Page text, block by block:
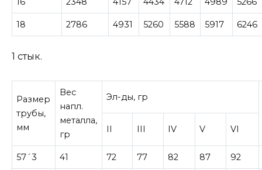
18 2786 4931 5260 5588 5917 6246
1 стык.
Размер
трубы,
мм
Вес
напл.
металла,
гр
Эл-ды, гр
II III IV V VI
57´3 41 72 77 82 87 92